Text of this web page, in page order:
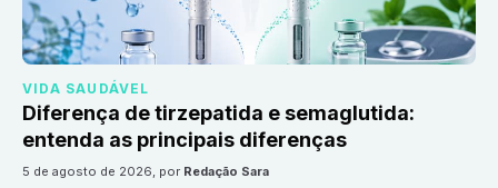
VIDA SAUDÁVEL
Diferença de tirzepatida e semaglutida:
entenda as principais diferenças
5 de agosto de 2026, por Redação Sara